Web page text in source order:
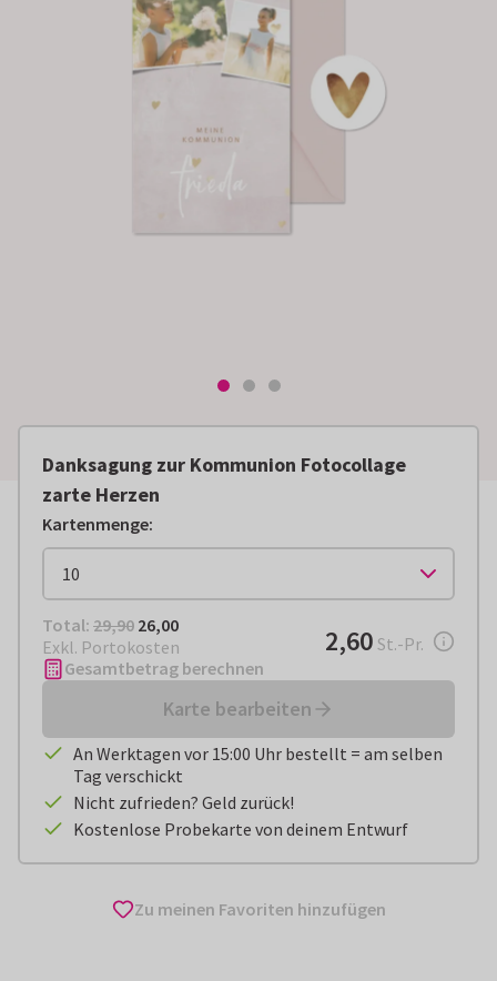
Danksagung zur Kommunion Fotocollage
zarte Herzen
Kartenmenge:
Total: € 26,00
Total: 29,90 26,00
Exkl. Portokosten
€ 2,60pro Stück
2,60 St.-Pr.
Gesamtbetrag berechnen
Karte bearbeiten
An Werktagen vor 15:00 Uhr bestellt = am selben
Tag verschickt
Nicht zufrieden? Geld zurück!
Kostenlose Probekarte von deinem Entwurf
Zu meinen Favoriten hinzufügen